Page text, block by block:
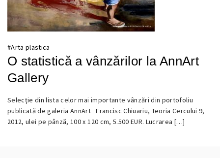
#Arta plastica
O statistică a vânzărilor la AnnArt
Gallery
16
IULIE
Selecţie din lista celor mai importante vânzări din portofoliu
publicată de galeria AnnArt Francisc Chiuariu, Teoria Cercului 9,
2012, ulei pe pânză, 100 x 120 cm, 5.500 EUR. Lucrarea […]